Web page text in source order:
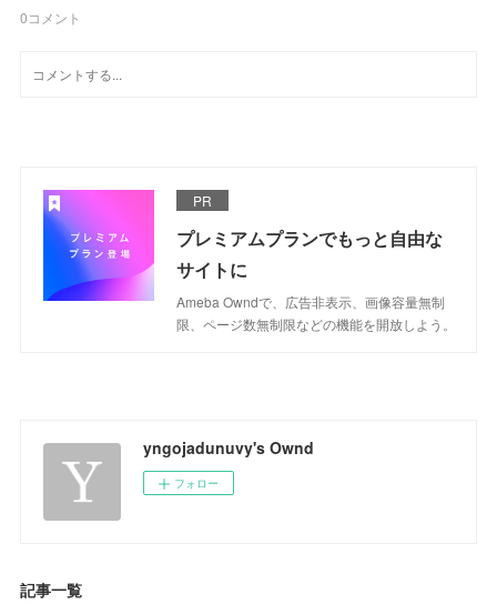
0コメント
PR
プレミアムプランでもっと自由な
サイトに
Ameba Owndで、広告非表示、画像容量無制
限、ページ数無制限などの機能を開放しよう。
yngojadunuvy's Ownd
フォロー
記事一覧